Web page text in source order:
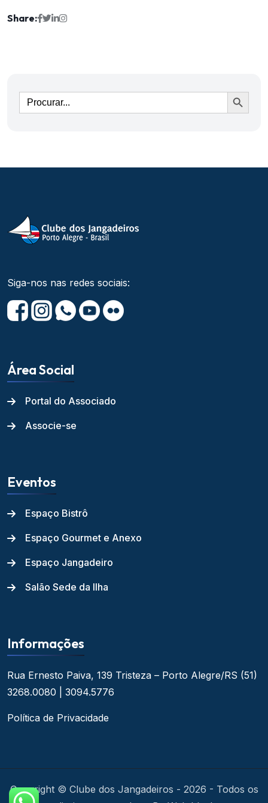
Share:
Ir
Siga-nos nas redes sociais:
Área Social
Portal do Associado
Associe-se
Eventos
Espaço Bistrô
Espaço Gourmet e Anexo
Espaço Jangadeiro
Salão Sede da Ilha
Informações
Rua Ernesto Paiva, 139 Tristeza – Porto Alegre/RS (51)
3268.0080 | 3094.5776
Política de Privacidade
Copyright © Clube dos Jangadeiros - 2026 - Todos os